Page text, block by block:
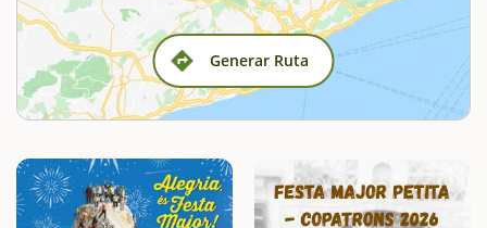
Generar Ruta